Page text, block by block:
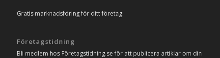
Gratis marknadsföring för ditt företag.
Företagstidning
Bli medlem hos Företagstidning.se för att publicera artiklar om din